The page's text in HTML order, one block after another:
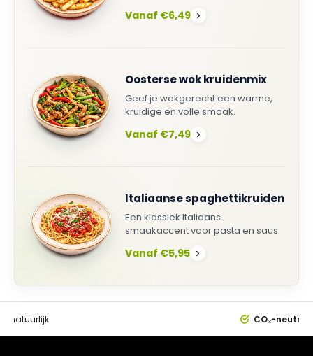
Vanaf €6,49 ›
Oosterse wok kruidenmix
Geef je wokgerecht een warme,
kruidige en volle smaak.
Vanaf €7,49 ›
Italiaanse spaghettikruiden
Een klassiek Italiaans
smaakaccent voor pasta en saus.
Vanaf €5,95 ›
natuurlijk CO₂-